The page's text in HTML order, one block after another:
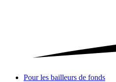
Pour les bailleurs de fonds